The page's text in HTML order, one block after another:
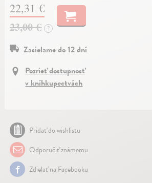
22,31 €
23,00 € ?
Zasielame do 12 dní
Pozrieť dostupnosť
v kníhkupectvách
Pridať do wishlistu
Odporučiť známemu
Zdielať na Facebooku